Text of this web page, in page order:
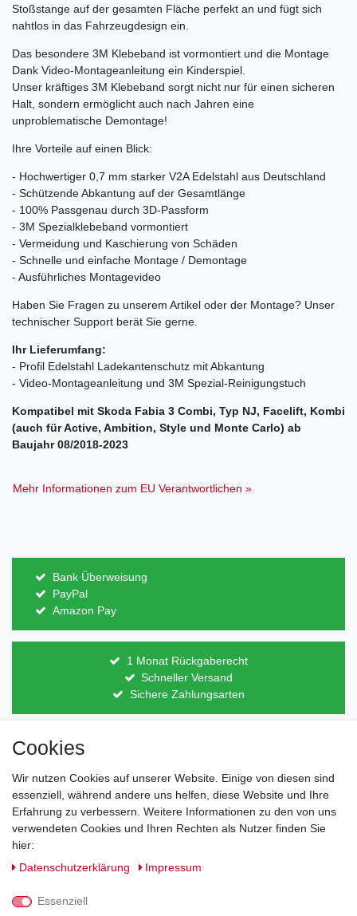
Stoßstange auf der gesamten Fläche perfekt an und fügt sich
nahtlos in das Fahrzeugdesign ein.
Das besondere 3M Klebeband ist vormontiert und die Montage
Dank Video-Montageanleitung ein Kinderspiel.
Unser kräftiges 3M Klebeband sorgt nicht nur für einen sicheren
Halt, sondern ermöglicht auch nach Jahren eine
unproblematische Demontage!
Ihre Vorteile auf einen Blick:
- Hochwertiger 0,7 mm starker V2A Edelstahl aus Deutschland
- Schützende Abkantung auf der Gesamtlänge
- 100% Passgenau durch 3D-Passform
- 3M Spezialklebeband vormontiert
- Vermeidung und Kaschierung von Schäden
- Schnelle und einfache Montage / Demontage
- Ausführliches Montagevideo
Haben Sie Fragen zu unserem Artikel oder der Montage? Unser
technischer Support berät Sie gerne.
Ihr Lieferumfang:
- Profil Edelstahl Ladekantenschutz mit Abkantung
- Video-Montageanleitung und 3M Spezial-Reinigungstuch
Kompatibel mit Skoda Fabia 3 Combi, Typ NJ, Facelift, Kombi
(auch für Active, Ambition, Style und Monte Carlo) ab
Baujahr 08/2018-2023
Mehr Informationen zum EU Verantwortlichen »
Bank Überweisung
PayPal
Amazon Pay
1 Monat Rückgaberecht
Schneller Versand
Sichere Zahlungsarten
Direkt vom Hersteller
Lagerware
Barrierefreiheitserklärung
Cookies
Wir nutzen Cookies auf unserer Website. Einige von diesen sind
essenziell, während andere uns helfen, diese Website und Ihre
Erfahrung zu verbessern. Weitere Informationen zu den von uns
verwendeten Cookies und Ihren Rechten als Nutzer finden Sie
hier:
Daten­schutz­erklärung
Impressum
Essenziell